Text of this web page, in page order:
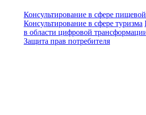
Консультирование в сфере
Консультирование в сфере туризма
в области цифровой
Защита прав потребителя